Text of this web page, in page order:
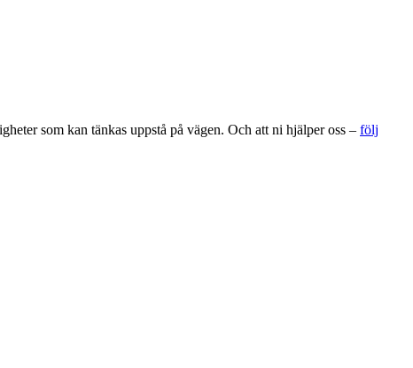
som kan tänkas uppstå på vägen. Och att ni hjälper oss – följ